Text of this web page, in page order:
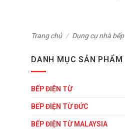
Trang chủ / Dụng cụ nhà bếp
DANH MỤC SẢN PHẨM
BẾP ĐIỆN TỪ
BẾP ĐIỆN TỪ ĐỨC
BẾP ĐIỆN TỪ MALAYSIA